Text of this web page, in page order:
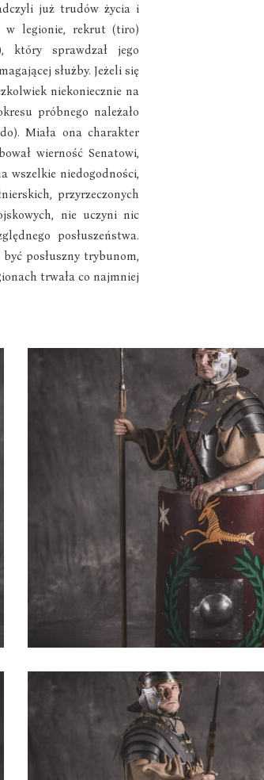
już trudów życia i
w legionie, rekrut (tiro)
który sprawdzał jego
służby. Jeżeli się
niekoniecznie na
próbnego należało
Miała ona charakter
wierność Senatowi,
wszelkie niedogodności,
przyrzeczonych
nie uczyni nic
posłuszeństwa.
posłuszny trybunom,
trwała co najmniej